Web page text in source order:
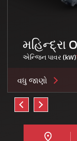
મહિન્દ્રા
એન્જિન પાવર (kW)
વધુ જાણો